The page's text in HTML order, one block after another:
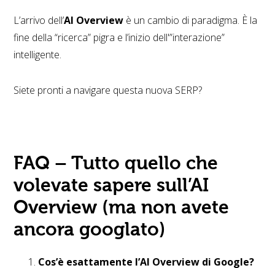
L’arrivo dell’AI Overview è un cambio di paradigma. È la
fine della “ricerca” pigra e l’inizio dell'”interazione”
intelligente.
Siete pronti a navigare questa nuova SERP?
FAQ – Tutto quello che
volevate sapere sull’AI
Overview (ma non avete
ancora googlato)
Cos’è esattamente l’AI Overview di Google?